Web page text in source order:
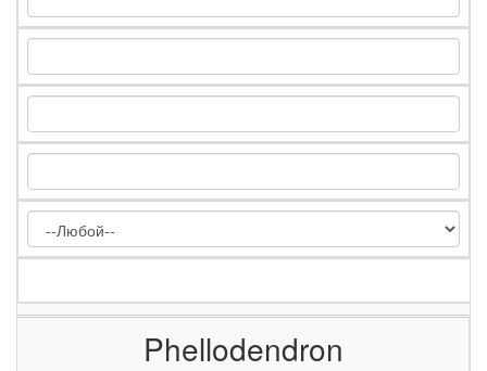
Phellodendron